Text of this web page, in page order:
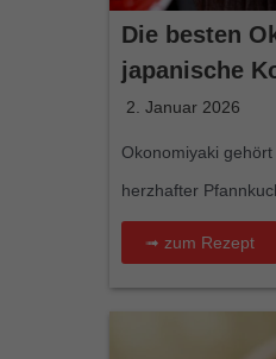
Die besten
japanische
2. Januar 2026
Okonomiyaki
herzhafter
➟ zum Rezept